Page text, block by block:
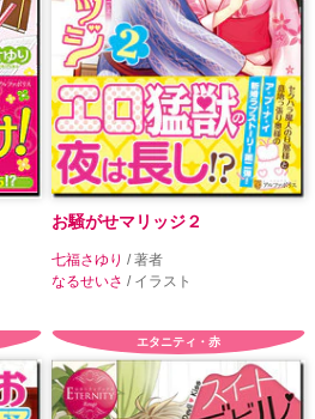
お騒がせマリッジ２
七福さゆり / 著者
なるせいさ / イラスト
エタニティ・赤